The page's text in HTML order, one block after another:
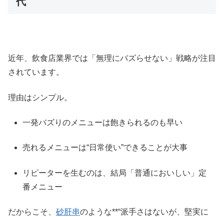
近年、飲食店業界では「無理にバズらせない」戦略が注目
されています。
理由はシンプル。
一発バズりのメニューは飽きられるのも早い
売れるメニューは“日常使い”できることが大事
リピーターを生むのは、結局「普通においしい」定
番メニュー
だからこそ、 砂肝串のような**“派手さはないが、堅実に